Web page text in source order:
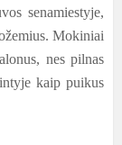
senamiestyje,
Mokiniai
nes pilnas
kaip puikus